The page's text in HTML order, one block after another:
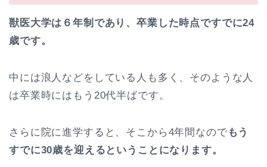
獣医大学は６年制であり、卒業した時点ですでに24
歳です。
中には浪人などをしている人も多く、そのような人
は卒業時にはもう20代半ばです。
さらに院に進学すると、そこから4年間なので もう
すでに30歳を迎えるということになります。